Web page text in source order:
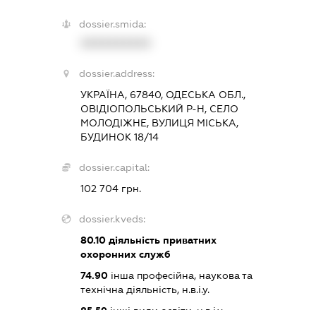
dossier.smida:
dossier.address:
УКРАЇНА, 67840, ОДЕСЬКА ОБЛ.,
ОВІДІОПОЛЬСЬКИЙ Р-Н, СЕЛО
МОЛОДІЖНЕ, ВУЛИЦЯ МІСЬКА,
БУДИНОК 18/14
dossier.capital:
102 704 грн.
dossier.kveds:
80.10діяльність приватних
охоронних служб
74.90інша професійна, наукова та
технічна діяльність, н.в.і.у.